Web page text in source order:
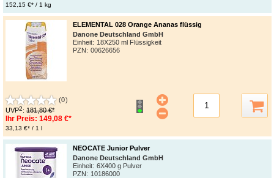
152,15 €* / 1 kg
ELEMENTAL 028 Orange Ananas flüssig
Danone Deutschland GmbH
Einheit: 18X250 ml Flüssigkeit
PZN: 00626656
(0)
UVP2: 181,80 €*
Ihr Preis: 149,08 €*
33,13 €* / 1 l
NEOCATE Junior Pulver
Danone Deutschland GmbH
Einheit: 6X400 g Pulver
PZN: 10186000